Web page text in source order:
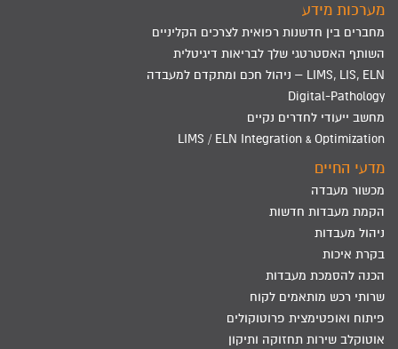
מערכות מידע
מחברים בין חדשנות רפואית לצרכים הקליניים
השותף האסטרטגי שלך לבריאות דיגיטלית
LIMS, LIS, ELN – ניהול חכם ומתקדם למעבדה
Digital-Pathology
מחשב ייעודי לחדרים נקיים
LIMS / ELN Integration & Optimization
מדעי החיים
מכשור מעבדה
הקמת מעבדות חדשות
ניהול מעבדות
בקרת איכות
הכנה להסמכת מעבדות
שרותי רכש מותאמים לקוח
פיתוח ואופטימצית פרוטוקולים
אוטוקלב שירות תחזוקה ותיקון